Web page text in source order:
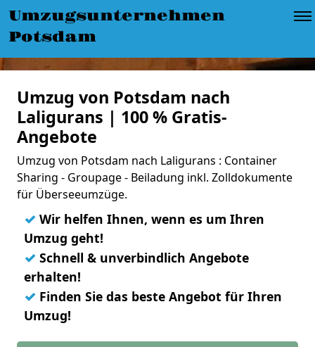
Umzugsunternehmen
Potsdam
Umzug von Potsdam nach
Laligurans | 100 % Gratis-
Angebote
Umzug von Potsdam nach Laligurans : Container
Sharing - Groupage - Beiladung inkl. Zolldokumente
für Überseeumzüge.
✓ Wir helfen Ihnen, wenn es um Ihren
Umzug geht!
✓ Schnell & unverbindlich Angebote
erhalten!
✓ Finden Sie das beste Angebot für Ihren
Umzug!